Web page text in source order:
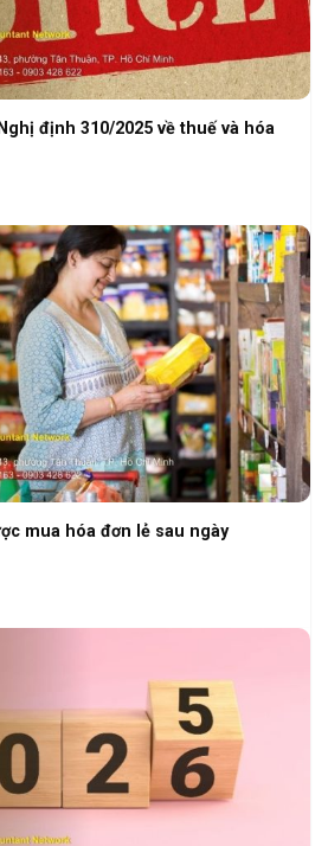
định 310/2025 về thuế và hóa
mua hóa đơn lẻ sau ngày